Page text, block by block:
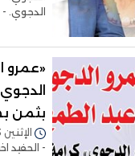
الدجوي. -
«عمرو
بثمن
الإثنين 03/أغسطس/2026 - 08:06 م
- الحفيد